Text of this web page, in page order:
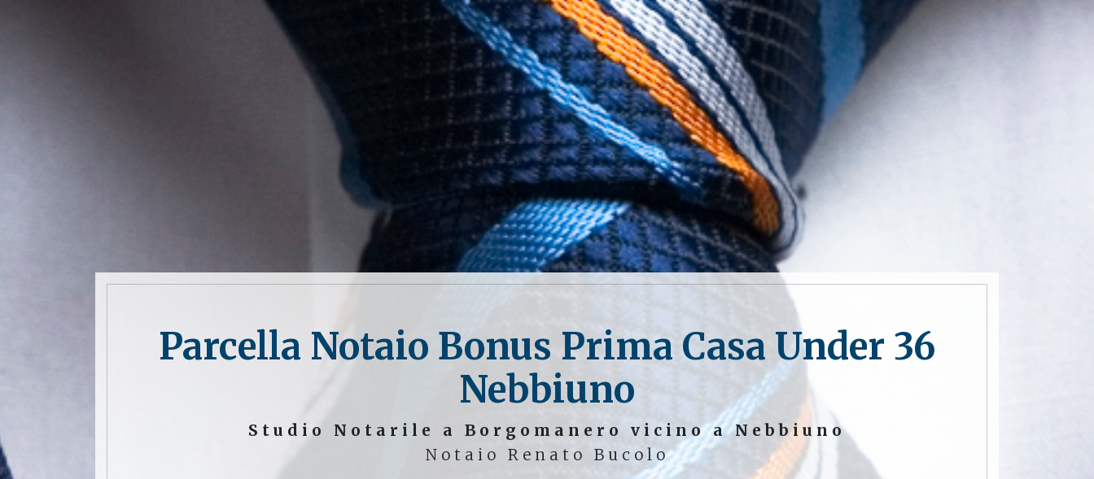
Parcella Notaio Bonus Prima Casa Under 36
Nebbiuno
Studio Notarile a Borgomanero vicino a Nebbiuno
Notaio Renato Bucolo